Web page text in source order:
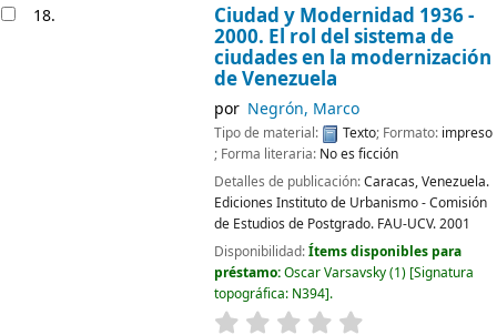
18. Ciudad y Modernidad 1936 -
2000. El rol del sistema de
ciudades en la modernización
de Venezuela
por Negrón, Marco
Tipo de material: Texto; Formato: impreso
; Forma literaria: No es ficción
Detalles de publicación:Caracas, Venezuela.
Ediciones Instituto de Urbanismo - Comisión
de Estudios de Postgrado. FAU-UCV.2001
Disponibilidad:Ítems disponibles para
préstamo:Oscar Varsavsky(1) Signatura
topográfica: N394 .